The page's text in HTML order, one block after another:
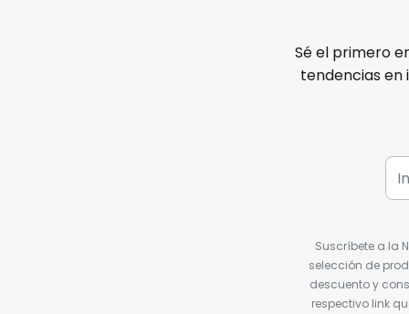
Sé el primero
tendencias en
Suscríbete a la
selección de
descuento y
respectivo link